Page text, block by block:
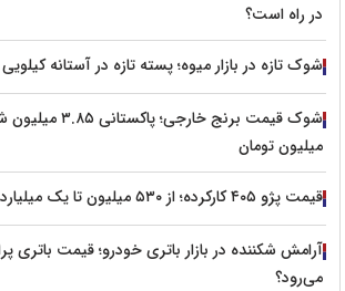
در راه است؟
شوک تازه در بازار میوه؛ پسته تازه در آستانه کیلویی ۱.۵ میلیون تومان
میلیون تومان
قیمت پژو ۴۰۵ کارکرده؛ از ۵۳۰ میلیون تا یک میلیارد و ۵۶۰ میلیون تومان
آرامش شکننده در بازار باتری خودرو؛ قیمت باتری
می‌رود؟